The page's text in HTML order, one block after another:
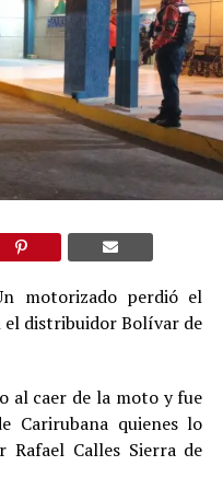
motorizado perdió el
distribuidor Bolívar de
al caer de la moto y fue
Carirubana quienes lo
Calles Sierra de